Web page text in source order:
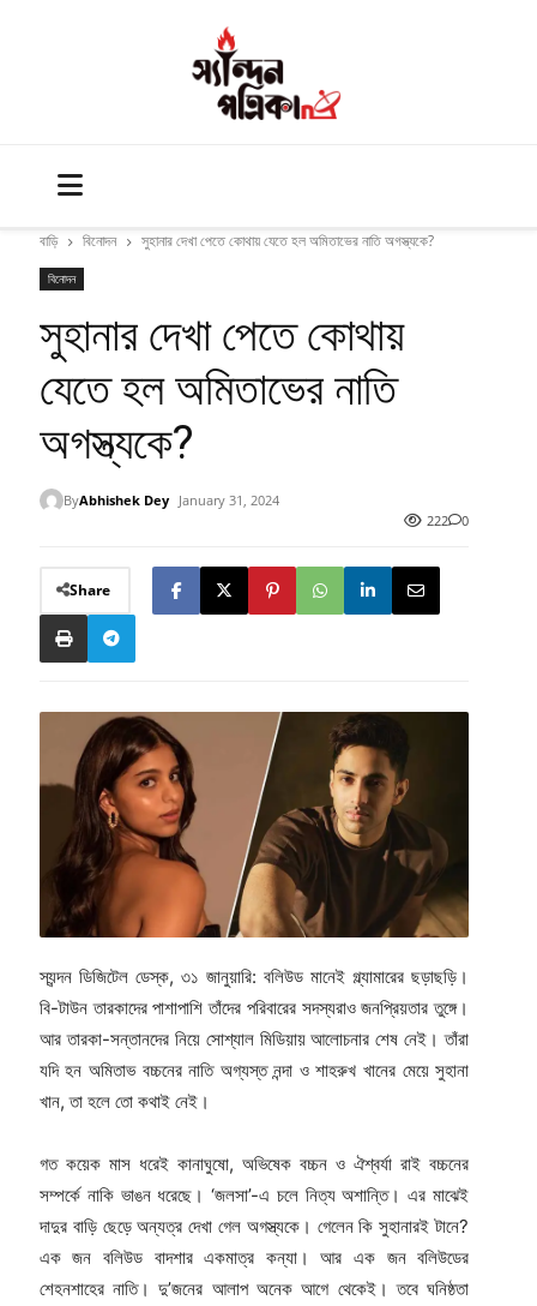
বাড়ি বিনোদন সুহানার দেখা পেতে কোথায় যেতে হল অমিতাভের নাতি অগস্ত্যকে?
বিনোদন
সুহানার দেখা পেতে কোথায়
যেতে হল অমিতাভের নাতি
অগস্ত্যকে?
ByAbhishek Dey
January 31, 2024
222
0
Share
স্যন্দন ডিজিটেল ডেস্ক, ৩১ জানুয়ারি: বলিউড মানেই গ্ল্যামারের ছড়াছড়ি।
বি-টাউন তারকাদের পাশাপাশি তাঁদের পরিবারের সদস্যরাও জনপ্রিয়তার তুঙ্গে।
আর তারকা-সন্তানদের নিয়ে সোশ্যাল মিডিয়ায় আলোচনার শেষ নেই। তাঁরা
যদি হন অমিতাভ বচ্চনের নাতি অগ্যস্ত নন্দা ও শাহরুখ খানের মেয়ে সুহানা
খান, তা হলে তো কথাই নেই।
গত কয়েক মাস ধরেই কানাঘুষো, অভিষেক বচ্চন ও ঐশ্বর্যা রাই বচ্চনের
সম্পর্কে নাকি ভাঙন ধরেছে। ‘জলসা’-এ চলে নিত্য অশান্তি। এর মাঝেই
দাদুর বাড়ি ছেড়ে অন্যত্র দেখা গেল অগস্ত্যকে। গেলেন কি সুহানারই টানে?
এক জন বলিউড বাদশার একমাত্র কন্যা। আর এক জন বলিউডের
শেহনশাহের নাতি। দু’জনের আলাপ অনেক আগে থেকেই। তবে ঘনিষ্ঠতা